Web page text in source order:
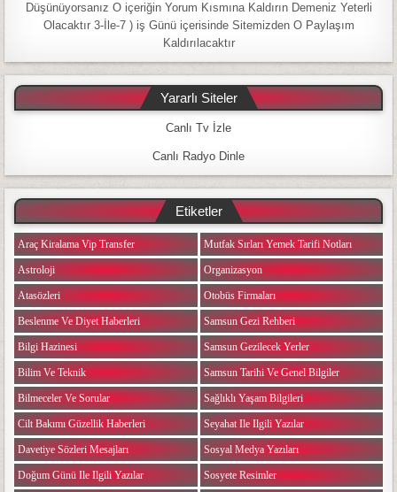
Düşünüyorsanız O içeriğin Yorum Kısmına Kaldırın Demeniz Yeterli
Olacaktır 3-İle-7 ) iş Günü içerisinde Sitemizden O Paylaşım
Kaldırılacaktır
Yararlı Siteler
Canlı Tv İzle
Canlı Radyo Dinle
Etiketler
Araç Kiralama Vip Transfer
Astroloji
Atasözleri
Beslenme Ve Diyet Haberleri
Bilgi Hazinesi
Bilim Ve Teknik
Bilmeceler Ve Sorular
Cilt Bakımı Güzellik Haberleri
Davetiye Sözleri Mesajları
Doğum Günü Ile Ilgili Yazılar
Mutfak Sırları Yemek Tarifi Notları
Organizasyon
Otobüs Firmaları
Samsun Gezi Rehberi
Samsun Gezilecek Yerler
Samsun Tarihi Ve Genel Bilgiler
Sağlıklı Yaşam Bilgileri
Seyahat Ile Ilgili Yazılar
Sosyal Medya Yazıları
Sosyete Resimler